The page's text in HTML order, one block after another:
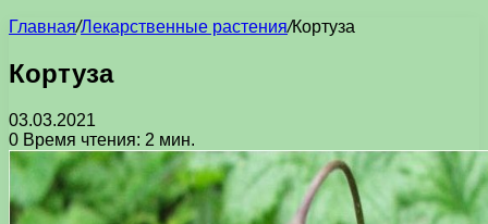
Главная/Лекарственные растения/Кортуза
Кортуза
03.03.2021
0 Время чтения: 2 мин.